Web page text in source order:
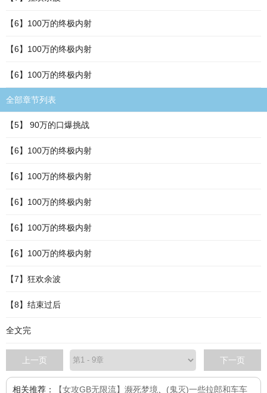
【6】100万的终极内射
【6】100万的终极内射
【6】100万的终极内射
全部章节列表
【5】 90万的口爆挑战
【6】100万的终极内射
【6】100万的终极内射
【6】100万的终极内射
【6】100万的终极内射
【6】100万的终极内射
【7】狂欢余波
【8】结束过后
全文完
上一页 下一页
相关推荐： 【女攻GB无限流】濒死梦境 (鬼灭)一些拉郎和车车